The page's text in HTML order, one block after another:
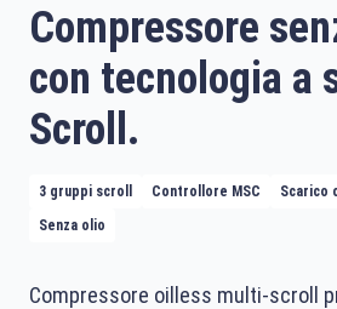
Compressore
con tecnologia a
Scroll.
3 gruppi scroll Controllore MSC
Scarico
Senza olio
Compressore oilless multi-scroll